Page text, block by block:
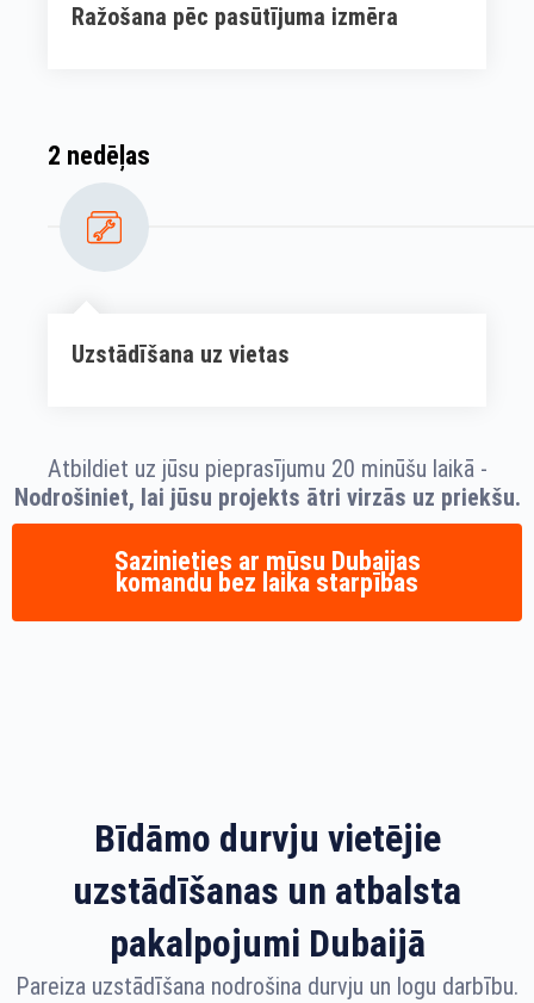
Ražošana pēc pasūtījuma izmēra
2 nedēļas
Uzstādīšana uz vietas
Atbildiet uz jūsu pieprasījumu 20 minūšu laikā -
Nodrošiniet, lai jūsu projekts ātri virzās uz priekšu.
Sazinieties ar mūsu Dubaijas
komandu bez laika starpības
Bīdāmo durvju vietējie
uzstādīšanas un atbalsta
pakalpojumi Dubaijā
Pareiza uzstādīšana nodrošina durvju un logu darbību.